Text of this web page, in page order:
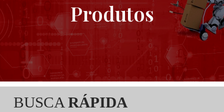
Produtos
BUSCARÁPIDA